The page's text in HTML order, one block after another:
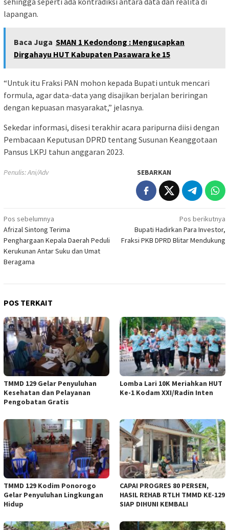
lapangan.
Baca Juga SMAN 1 Kedondong : Mengucapkan
Dirgahayu HUT Kabupaten Pasawara ke 15
“Untuk itu Fraksi PAN mohon kepada Bupati untuk mencari
formula, agar data-data yang disajikan berjalan beriringan
dengan kepuasan masyarakat,” jelasnya.
Sekedar informasi, disesi terakhir acara paripurna diisi dengan
Pembacaan Keputusan DPRD tentang Susunan Keanggotaan
Pansus LKPJ tahun anggaran 2023.
Penulis: Ani/Adv SEBARKAN
Navigasi
pos
Pos sebelumnya
Afrizal Sintong Terima
Penghargaan Kepala Daerah Peduli
Kerukunan Antar Suku dan Umat
Beragama
Pos berikutnya
Bupati Hadirkan Para Investor,
Fraksi PKB DPRD Blitar Mendukung
POS TERKAIT
TMMD 129 Gelar Penyuluhan
Kesehatan dan Pelayanan
Pengobatan Gratis
Lomba Lari 10K Meriahkan HUT
Ke-1 Kodam XXI/Radin Inten
TMMD 129 Kodim Ponorogo
Gelar Penyuluhan Lingkungan
Hidup
CAPAI PROGRES 80 PERSEN,
HASIL REHAB RTLH TMMD KE-129
SIAP DIHUNI KEMBALI